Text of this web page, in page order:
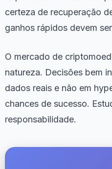
certeza de recuperação
ganhos rápidos devem
O mercado de
natureza. Decisões bem
dados reais e não em
chances de sucesso.
responsabilidade.